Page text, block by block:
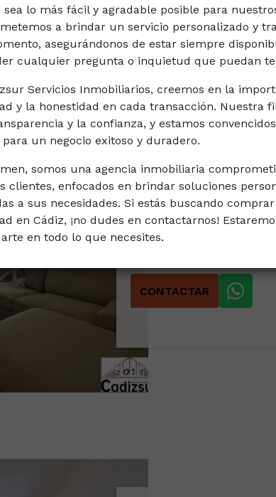
Mostrar resultados
Ref. CADCA000460
CADIZSUR SERVICIOS
ático ubicado en la tercera
CONTACTAR
sea lo más fácil y agradable posible para
a brindar un servicio personalizado y
asegurándonos de estar siempre
cualquier pregunta o inquietud que puedan
Servicios Inmobiliarios, creemos en la
y la honestidad en cada transacción. Nuestra
y la confianza, y estamos
un negocio exitoso y duradero.
somos una agencia inmobiliaria
clientes, enfocados en brindar soluciones
a sus necesidades. Si estás buscando
en Cádiz, ¡no dudes en contactarnos!
en todo lo que necesites.